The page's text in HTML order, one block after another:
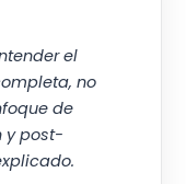
el
no
de
y post-